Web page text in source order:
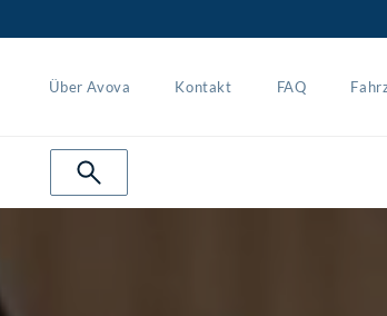
Über Avova Kontakt FAQ